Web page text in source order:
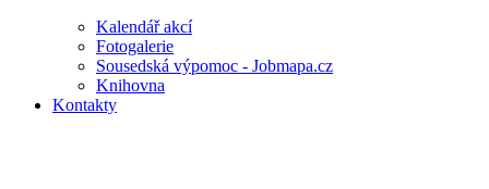
Kalendář akcí
Fotogalerie
Sousedská výpomoc - Jobmapa.cz
Knihovna
Kontakty